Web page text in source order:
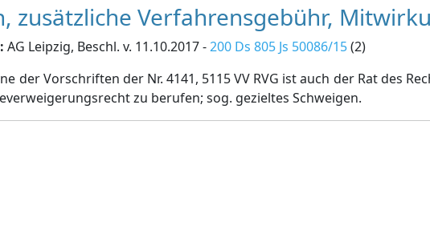
zusätzliche Verfahrensgebühr,
AG Leipzig, Beschl. v. 11.10.2017 -200 Ds 805 Js 50086/15(2)
der Vorschriften der Nr. 4141, 5115 VV RVG ist auch der Rat des
zu berufen; sog. gezieltes Schweigen.